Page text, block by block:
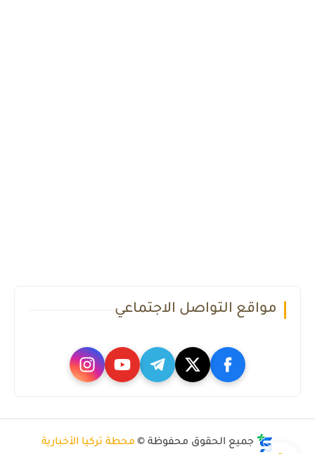
مواقع التواصل الاجتماعي
جميع الحقوق محفوظة © محطة تركيا الأخبارية